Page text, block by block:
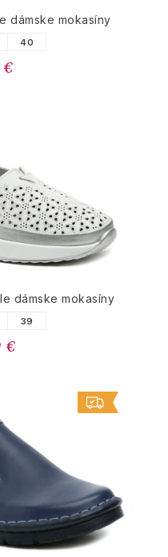
dámske mokasíny
40
€
dámske mokasíny
39
€